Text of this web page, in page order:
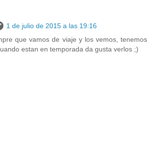
1 de julio de 2015 a las 19:16
que vamos de viaje y los vemos, tenemos
estan en temporada da gusta verlos ;)